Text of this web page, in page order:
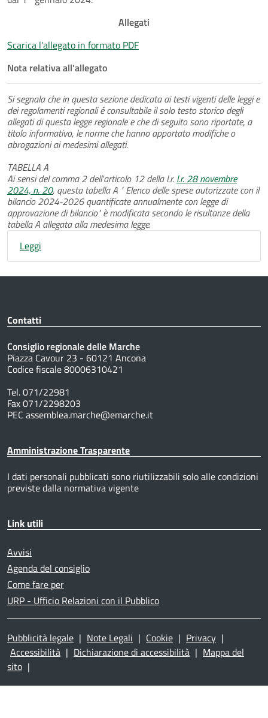
Allegati
Scarica l'allegato in formato PDF
Nota relativa all'allegato
Si segnala che in questa sezione dedicata ai testi vigenti delle leggi e
dei regolamenti regionali é consultabile il solo testo storico degli
allegati di questa legge regionale e che di seguito sono riportate, a
titolo informativo, le norme che hanno apportato modifiche o
abrogazioni ai medesimi allegati.
TABELLA A
Ai sensi del comma 2 dell'articolo 12 della l.r. l.r. 28 novembre
2024, n. 20, questa tabella A " Elenco delle spese autorizzate con il
bilancio 2024-2026 quantificate annualmente con legge di
approvazione di bilancio" è modificata secondo le risultanze della
tabella A allegata alla medesima legge.
Leggi
Contatti
Consiglio regionale delle Marche
Piazza Cavour 23 - 60121 Ancona
Codice fiscale 80006310421
Tel. 071/22981
Fax 071/2298203
PEC assemblea.marche@emarche.it
Amministrazione Trasparente
I dati personali pubblicati sono riutilizzabili solo alle condizioni
previste dalla normativa vigente
Link utili
Avvisi
Agenda del consiglio
Come fare per
URP - Ufficio Relazioni con il Pubblico
Pubblicità legale | Note Legali | Cookie | Privacy |
Accessibilità | Dichiarazione di accessibilità | Mappa del
sito |